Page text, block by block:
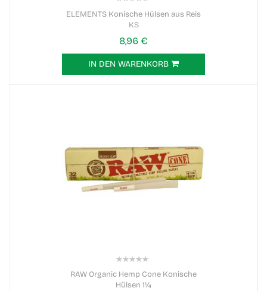
ELEMENTS Konische Hülsen aus Reis
KS
8,96 €
IN DEN WARENKORB
RAW Organic Hemp Cone Konische
Hülsen 1¼